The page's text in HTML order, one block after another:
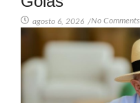
agosto 6, 2026 /No Comments